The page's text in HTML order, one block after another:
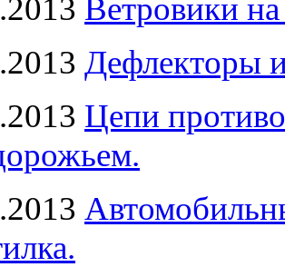
Ветровики
Дефлекторы
Цепи